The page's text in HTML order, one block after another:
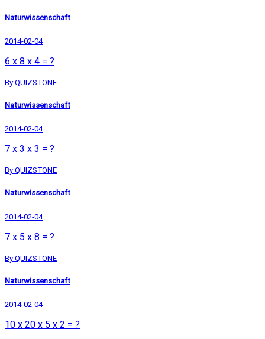
Naturwissenschaft
2014-02-04
6 x 8 x 4 = ?
By QUIZSTONE
Naturwissenschaft
2014-02-04
7 x 3 x 3 = ?
By QUIZSTONE
Naturwissenschaft
2014-02-04
7 x 5 x 8 = ?
By QUIZSTONE
Naturwissenschaft
2014-02-04
10 x 20 x 5 x 2 = ?